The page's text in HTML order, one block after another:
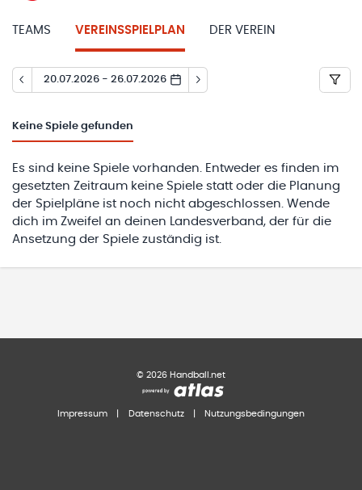
TEAMS VEREINSSPIELPLAN DER VEREIN
20.07.2026 - 26.07.2026
Keine Spiele gefunden
Es sind keine Spiele vorhanden. Entweder es finden im
gesetzten Zeitraum keine Spiele statt oder die Planung
der Spielpläne ist noch nicht abgeschlossen. Wende
dich im Zweifel an deinen Landesverband, der für die
Ansetzung der Spiele zuständig ist.
© 2026 Handball.net
Impressum Datenschutz Nutzungsbedingungen